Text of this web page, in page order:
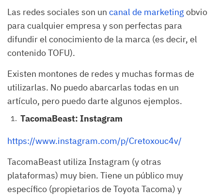
Las redes sociales son un canal de marketing obvio
para cualquier empresa y son perfectas para
difundir el conocimiento de la marca (es decir, el
contenido TOFU).
Existen montones de redes y muchas formas de
utilizarlas. No puedo abarcarlas todas en un
artículo, pero puedo darte algunos ejemplos.
TacomaBeast: Instagram
https://www.instagram.com/p/Cretoxouc4v/
TacomaBeast utiliza Instagram (y otras
plataformas) muy bien. Tiene un público muy
específico (propietarios de Toyota Tacoma) y